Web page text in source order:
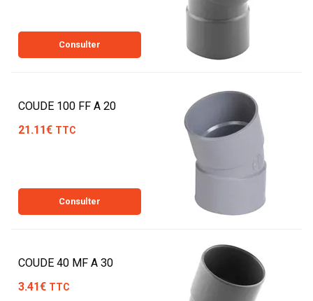
Consulter
COUDE 100 FF A 20
21.11€ TTC
Consulter
COUDE 40 MF A 30
3.41€ TTC